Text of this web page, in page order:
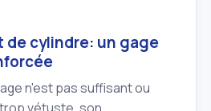
de cylindre: un gage
n'est pas suffisant ou